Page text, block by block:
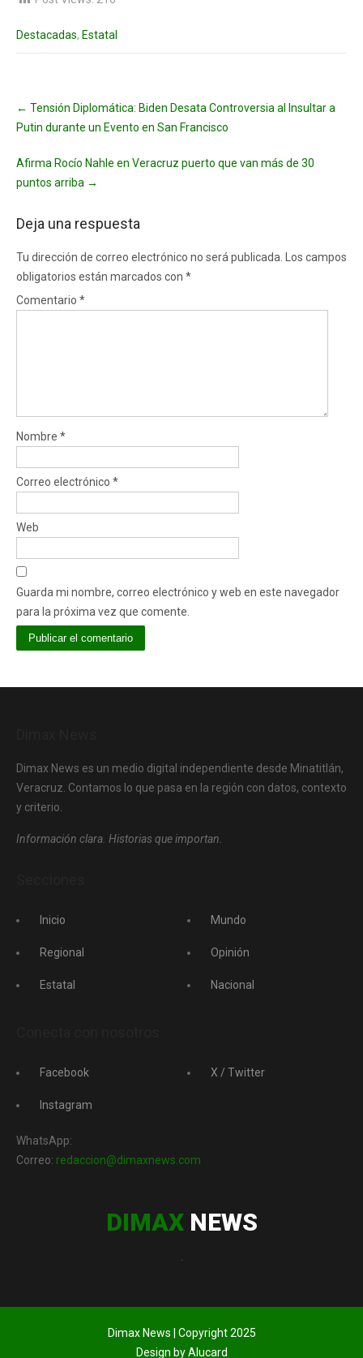
Destacadas, Estatal
navigation
← Tensión Diplomática: Biden Desata Controversia al Insultar a
Putin durante un Evento en San Francisco
Afirma Rocío Nahle en Veracruz puerto que van más de 30
puntos arriba →
Deja una respuesta
Tu dirección de correo electrónico no será publicada.
Los campos
obligatorios están marcados con *
Comentario *
Nombre *
Correo electrónico *
Web
Guarda mi nombre, correo electrónico y web en este navegador
para la próxima vez que comente.
Dimax News es un medio digital independiente desde Minatitlán,
Veracruz. Contamos lo que pasa en la región con datos, contexto
y criterio.
Información clara. Historias que importan.
Inicio
Regional
Estatal
Mundo
Opinión
Nacional
Facebook
Instagram
X / Twitter
WhatsApp:
Correo: redaccion@dimaxnews.com
DIMAXNEWS
Dimax News | Copyright 2025
Design by Alucard